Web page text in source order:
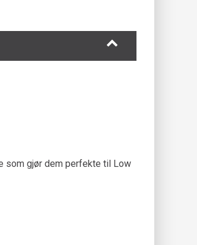
som gjør dem perfekte til Low